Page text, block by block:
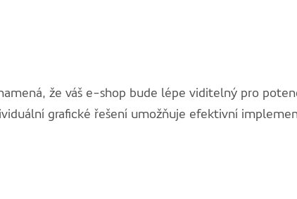
že váš e-shop bude lépe viditelný pro
grafické řešení umožňuje efektivní